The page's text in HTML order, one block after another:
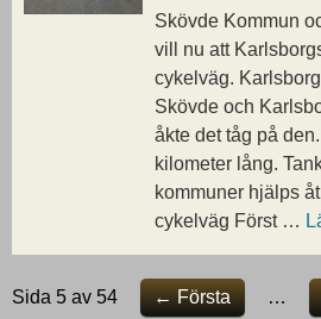
Skövde Kommun
vill nu att
cykelväg.
Skövde och
åkte det tåg på
kilometer lång.
kommuner hjälps
cykelväg Först …
Sida 5 av 54 ← Första …